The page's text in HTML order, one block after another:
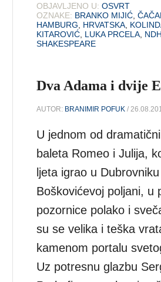
OBJAVLJENO U: OSVRT
OZNAKE: BRANKO MIJIĆ ,
HAMBURG
HRVATSKA
KITAROVIĆ LUKA PRCELA NDH
SHAKESPEARE
Dva Adama i dvije
AUTOR: BRANIMIR POFUK /
U jednom od
baleta Romeo i Julija,
ljeta igrao u
Boškovićevoj poljani, u
pozornice polako i
su se velika i teška
kamenom portalu
Uz potresnu glazbu